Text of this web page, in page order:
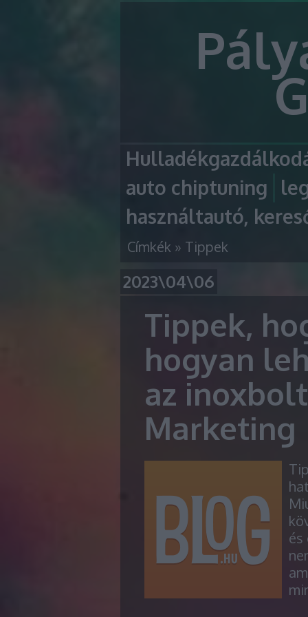
auto chiptuning
használtautó,
Címkék » Tippek
2023\04\06
Tippek,
hogyan
az
Marketing
és